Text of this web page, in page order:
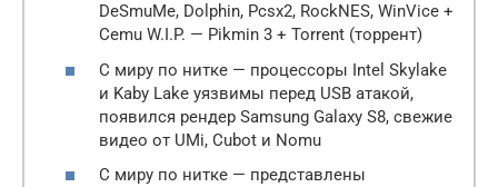
DeSmuMe, Dolphin, Pcsx2, RockNES, WinVice +
Cemu W.I.P. — Pikmin 3 + Torrent (торрент)
С миру по нитке — процессоры Intel Skylake
и Kaby Lake уязвимы перед USB атакой,
появился рендер Samsung Galaxy S8, свежие
видео от UMi, Cubot и Nomu
С миру по нитке — представлены